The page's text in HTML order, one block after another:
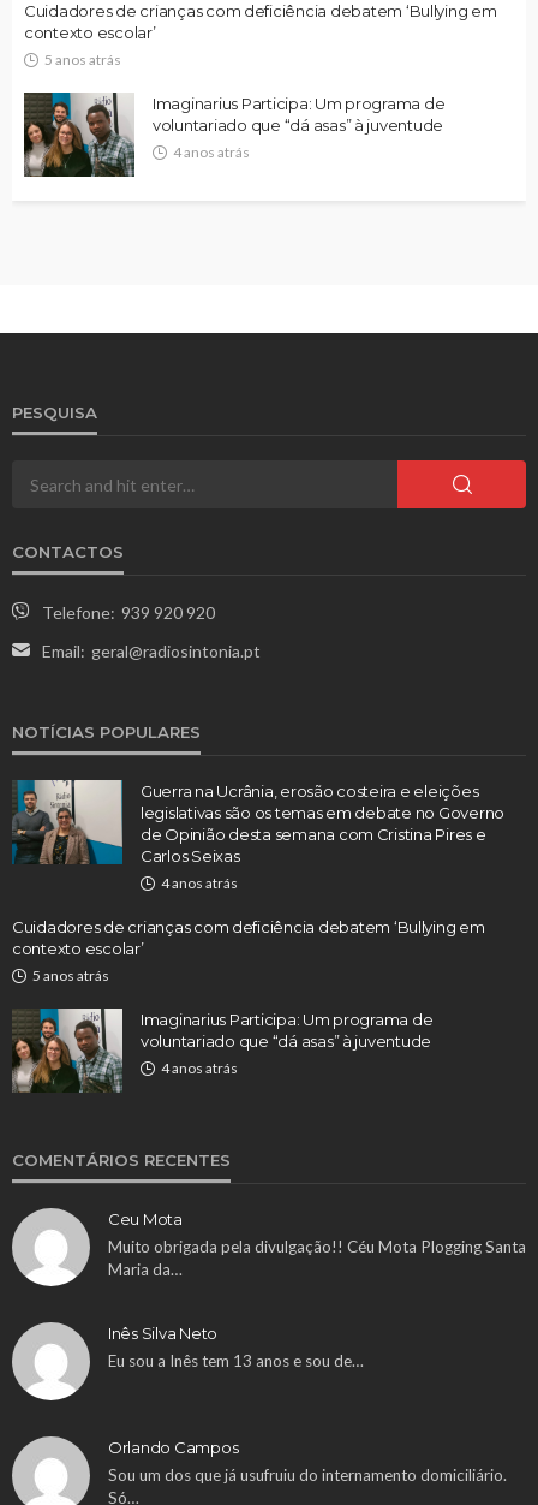
Cuidadores de crianças com deficiência debatem ‘Bullying em
contexto escolar’
5 anos atrás
Imaginarius Participa: Um programa de
voluntariado que “dá asas” à juventude
4 anos atrás
PESQUISA
CONTACTOS
Telefone: 939 920 920
Email: geral@radiosintonia.pt
NOTÍCIAS POPULARES
Guerra na Ucrânia, erosão costeira e eleições
legislativas são os temas em debate no Governo
de Opinião desta semana com Cristina Pires e
Carlos Seixas
4 anos atrás
Cuidadores de crianças com deficiência debatem ‘Bullying em
contexto escolar’
5 anos atrás
Imaginarius Participa: Um programa de
voluntariado que “dá asas” à juventude
4 anos atrás
COMENTÁRIOS RECENTES
Ceu Mota
Muito obrigada pela divulgação!! Céu Mota Plogging Santa
Maria da…
Inês Silva Neto
Eu sou a Inês tem 13 anos e sou de…
Orlando Campos
Sou um dos que já usufruiu do internamento domiciliário.
Só…